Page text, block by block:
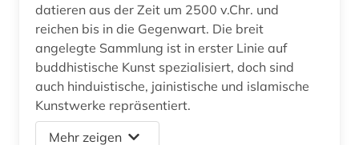
datieren aus der Zeit um 2500 v.Chr. und
reichen bis in die Gegenwart. Die breit
angelegte Sammlung ist in erster Linie auf
buddhistische Kunst spezialisiert, doch sind
auch hinduistische, jainistische und islamische
Kunstwerke repräsentiert.
Mehr zeigen